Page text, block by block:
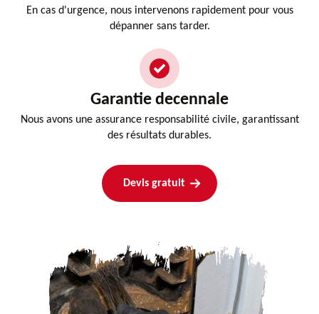
En cas d'urgence, nous intervenons rapidement pour vous
dépanner sans tarder.
Garantie decennale
Nous avons une assurance responsabilité civile, garantissant
des résultats durables.
Devis gratuit